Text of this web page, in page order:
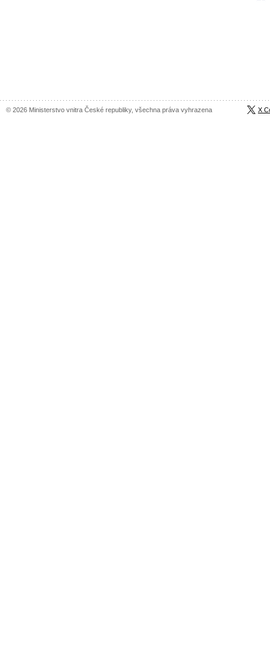
© 2026 Ministerstvo vnitra České republiky, všechna práva vyhrazena X